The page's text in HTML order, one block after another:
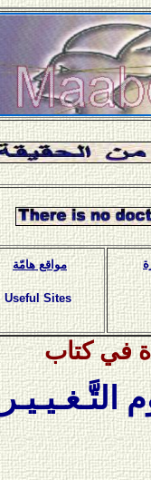
مواقع هامّة
Useful Sites
في كتاب
التَّـغـيـيـر